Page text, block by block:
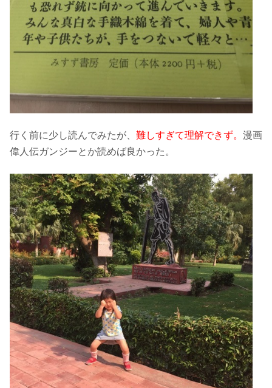
行く前に少し読んでみたが、 難しすぎて理解できず。 漫画
偉人伝ガンジーとか読めば良かった。